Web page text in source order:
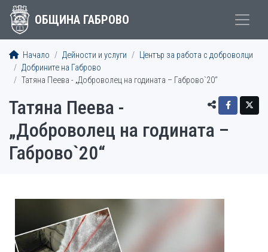
ОБЩИНА ГАБРОВО
Начало Дейности и услуги
Център за работа с доброволци
Добрините на Габрово
Татяна Пеева - „Доброволец на годината – Габрово`20“
Татяна Пеева -
„Доброволец на годината –
Габрово`20“